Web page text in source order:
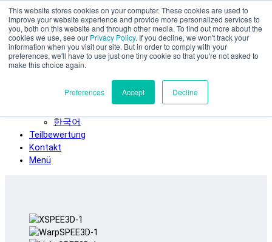
This website stores cookies on your computer. These cookies are used to
improve your website experience and provide more personalized services to
you, both on this website and through other media. To find out more about the
cookies we use, see our Privacy Policy. If you decline, we won't track your
information when you visit our site. But in order to comply with your
preferences, we'll have to use just one tiny cookie so that you're not asked to
make this choice again.
Preferences Accept Decline
Zum Hauptinhalt springen
SPEE3D
Deutsch
English
Español
Italiano
한국어
Teilbewertung
Kontakt
Menü